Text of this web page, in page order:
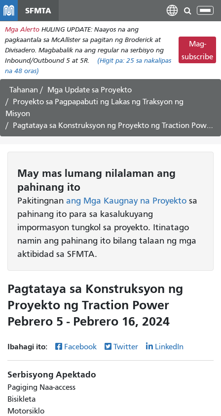
pangunahing
nilalaman
SFMTA
I-
ang
Mga Alerto HULING UPDATE: Naayos na ang
pagkaantala sa McAllister sa pagitan ng Broderick at
Divisadero. Magbabalik na ang regular na serbisyo ng
Inbound/Outbound 5 at 5R.
(Higit pa: 25 sa nakalipas
na 48 oras)
Mag-
subscribe
Tahanan
Mga Update sa Proyekto
Proyekto sa Pagpapabuti ng Lakas ng Traksyon ng
Misyon
Pagtataya sa Konstruksyon ng Proyekto ng Traction Power Pebrero 5 - Pebrero 16, 2024
May mas lumang nilalaman ang
pahinang ito
Pakitingnan ang Mga Kaugnay na Proyekto sa
pahinang ito para sa kasalukuyang
impormasyon tungkol sa proyekto. Itinatago
namin ang pahinang ito bilang talaan ng mga
aktibidad sa SFMTA.
Pagtataya sa Konstruksyon ng
Proyekto ng Traction Power
Pebrero 5 - Pebrero 16, 2024
Ibahagi ito: Facebook Twitter LinkedIn
Serbisyong Apektado
Pagiging Naa-access
Bisikleta
Motorsiklo